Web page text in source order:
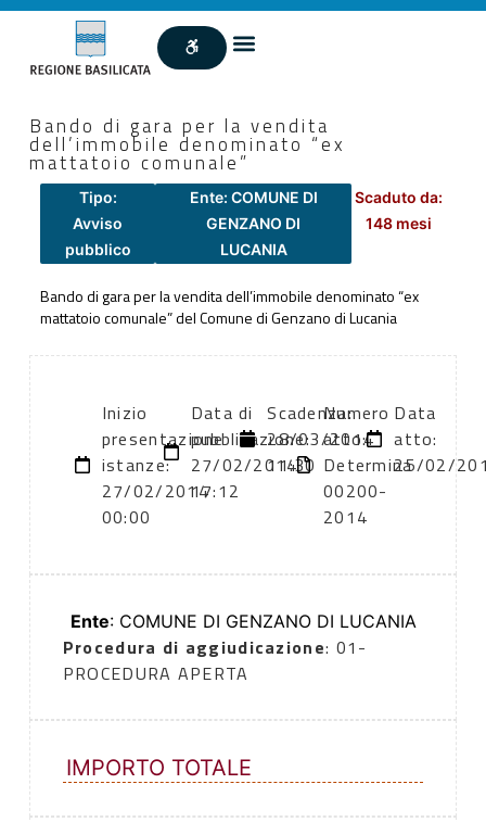
Bando di gara per la vendita
dell’immobile denominato “ex
mattatoio comunale”
Tipo:
Avviso
pubblico
Ente: COMUNE DI
GENZANO DI
LUCANIA
Scaduto da:
148 mesi
Bando di gara per la vendita dell’immobile denominato “ex
mattatoio comunale” del Comune di Genzano di Lucania
Inizio
presentazione
istanze:
27/02/2014
00:00
Data di
pubblicazione:
27/02/2014
17:12
Scadenza:
28/03/2014
11:30
Numero
atto:
Determina
00200-
2014
Data
atto:
25/02/
Ente: COMUNE DI GENZANO DI LUCANIA
Procedura di aggiudicazione: 01-
PROCEDURA APERTA
IMPORTO TOTALE